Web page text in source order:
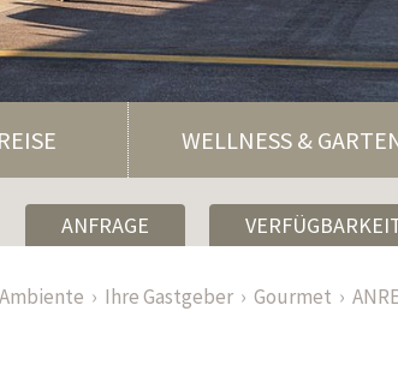
WELLNESS &
ANFRAGE
Ambiente Ihre Gastgeber Gourmet